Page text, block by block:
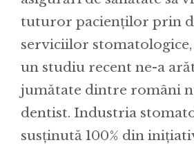
tuturor pacienților prin
serviciilor stomatologice,
un studiu recent ne-a
jumătate dintre români
dentist. Industria
susținută 100% din